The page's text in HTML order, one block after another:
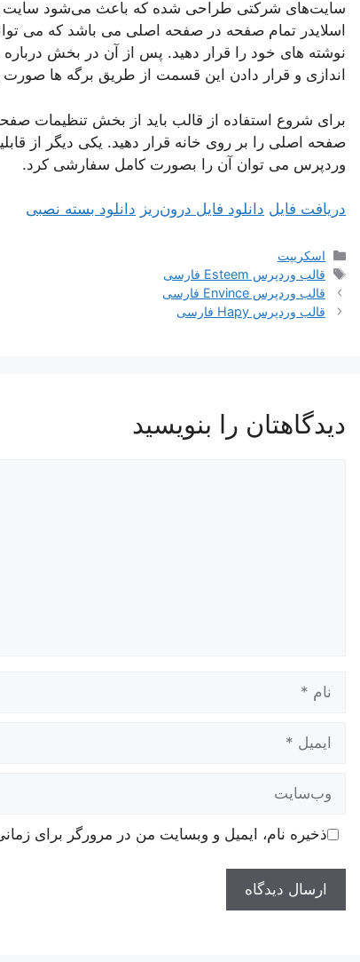
سایت‌های شرکتی طراحی شده که باعث می‌شود سایت
اسلایدر تمام صفحه در صفحه اصلی می باشد که می
نوشته های خود را قرار دهید. پس از آن در بخش درباره
اندازی و قرار دادن این قسمت از طریق برگه ها
صفحه اصلی را بر روی خانه قرار دهید. یکی دیگر از
وردپرس می توان آن را بصورت کامل سفارشی کرد.
دریافت فایل دانلود فایل درون‌ریز دانلود بسته نصبی
دسته‌ها
اسکریپت
برچسب‌ها
قالب وردپرس Esteem فارسی
قالب وردپرس Envince فارسی
قالب وردپرس Hapy فارسی
دیدگاهتان را بنویسید
ایمیل
وب‌سایت
ذخیره نام، ایمیل و وبسایت من در مرورگر برای